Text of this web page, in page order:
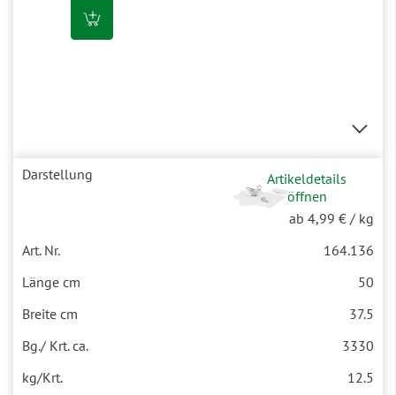
Artikeldetails
öffnen
ab 4,99 € / kg
164.136
50
37.5
3330
12.5